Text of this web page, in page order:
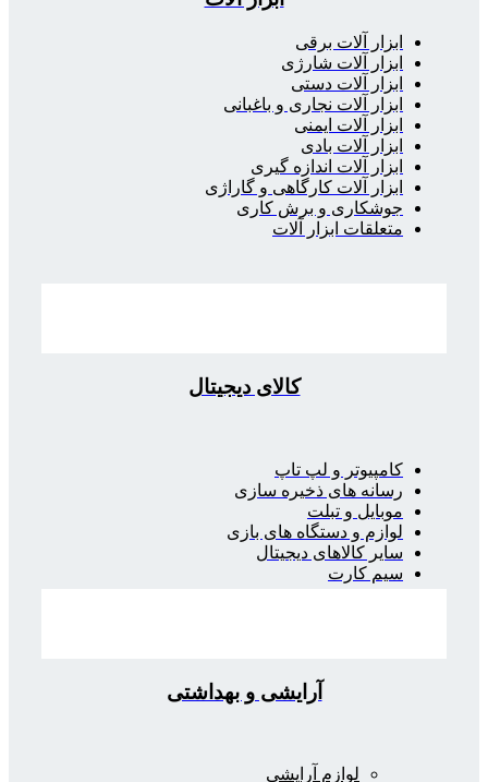
ابزار آلات برقی
ابزار آلات شارژی
ابزار آلات دستی
ابزار آلات نجاری و باغبانی
ابزار آلات ایمنی
ابزار آلات بادی
ابزار آلات اندازه گیری
ابزار آلات کارگاهی و گاراژی
جوشکاری و برش کاری
متعلقات ابزار آلات
کالای دیجیتال
کامپیوتر و لپ تاپ
رسانه های ذخیره سازی
موبایل و تبلت
لوازم و دستگاه های بازی
سایر کالاهای دیجیتال
سیم کارت
آرایشی و بهداشتی
لوازم آرایشی